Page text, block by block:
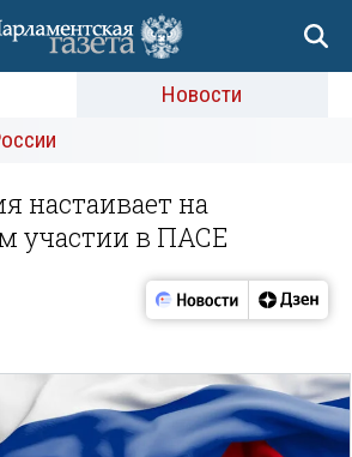
Новости
настаивает на
участии в ПАСЕ